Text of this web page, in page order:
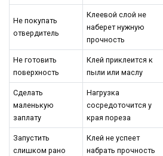
Не покупать
отвердитель
Клеевой слой не
наберет нужную
прочность
Не готовить
поверхность
Клей приклеится к
пыли или маслу
Сделать
маленькую
заплату
Нагрузка
сосредоточится у
края пореза
Запустить
слишком рано
Клей не успеет
набрать прочность